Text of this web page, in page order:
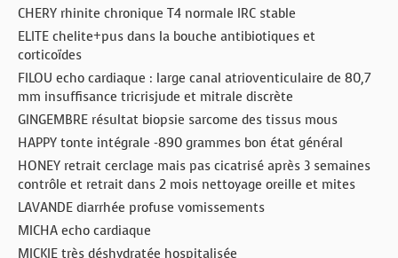
CHERY rhinite chronique T4 normale IRC stable
ELITE chelite+pus dans la bouche antibiotiques et
corticoïdes
FILOU echo cardiaque : large canal atrioventiculaire de 80,7
mm insuffisance tricrisjude et mitrale discrète
GINGEMBRE résultat biopsie sarcome des tissus mous
HAPPY tonte intégrale -890 grammes bon état général
HONEY retrait cerclage mais pas cicatrisé après 3 semaines
contrôle et retrait dans 2 mois nettoyage oreille et mites
LAVANDE diarrhée profuse vomissements
MICHA echo cardiaque
MICKIE très déshydratée hospitalisée